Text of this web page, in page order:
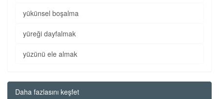
yükünsel boşalma
yüreği dayfalmak
yüzünü ele almak
Daha fazlasını keşfet